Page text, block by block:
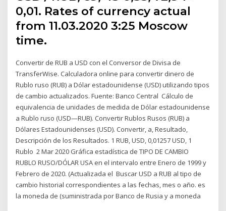
0,01. Rates of сurrency actual
from 11.03.2020 3:25 Moscow
time.
Convertir de RUB a USD con el Conversor de Divisa de
TransferWise. Calculadora online para convertir dinero de
Rublo ruso (RUB) a Dólar estadounidense (USD) utilizando tipos
de cambio actualizados. Fuente: Banco Central Cálculo de
equivalencia de unidades de medida de Dólar estadounidense
a Rublo ruso (USD—RUB). Convertir Rublos Rusos (RUB) a
Dólares Estadounidenses (USD). Convertir, a, Resultado,
Descripción de los Resultados. 1 RUB, USD, 0,01257 USD, 1
Rublo 2 Mar 2020 Gráfica estadística de TIPO DE CAMBIO
RUBLO RUSO/DÓLAR USA en el intervalo entre Enero de 1999 y
Febrero de 2020. (Actualizada el Buscar USD a RUB al tipo de
cambio historial correspondientes a las fechas, mes o año. es
la moneda de (suministrada por Banco de Rusia y a moneda